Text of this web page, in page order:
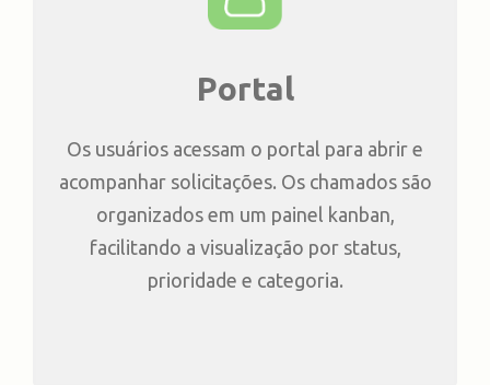
Portal
Os usuários acessam o portal para abrir e
acompanhar solicitações. Os chamados são
organizados em um painel kanban,
facilitando a visualização por status,
prioridade e categoria.